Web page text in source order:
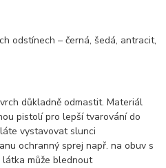
odstínech – černá, šedá, antracit,
důkladně odmastit. Materiál
pistolí pro lepší tvarování do
vystavovat slunci
ochranný sprej např. na obuv s
může blednout